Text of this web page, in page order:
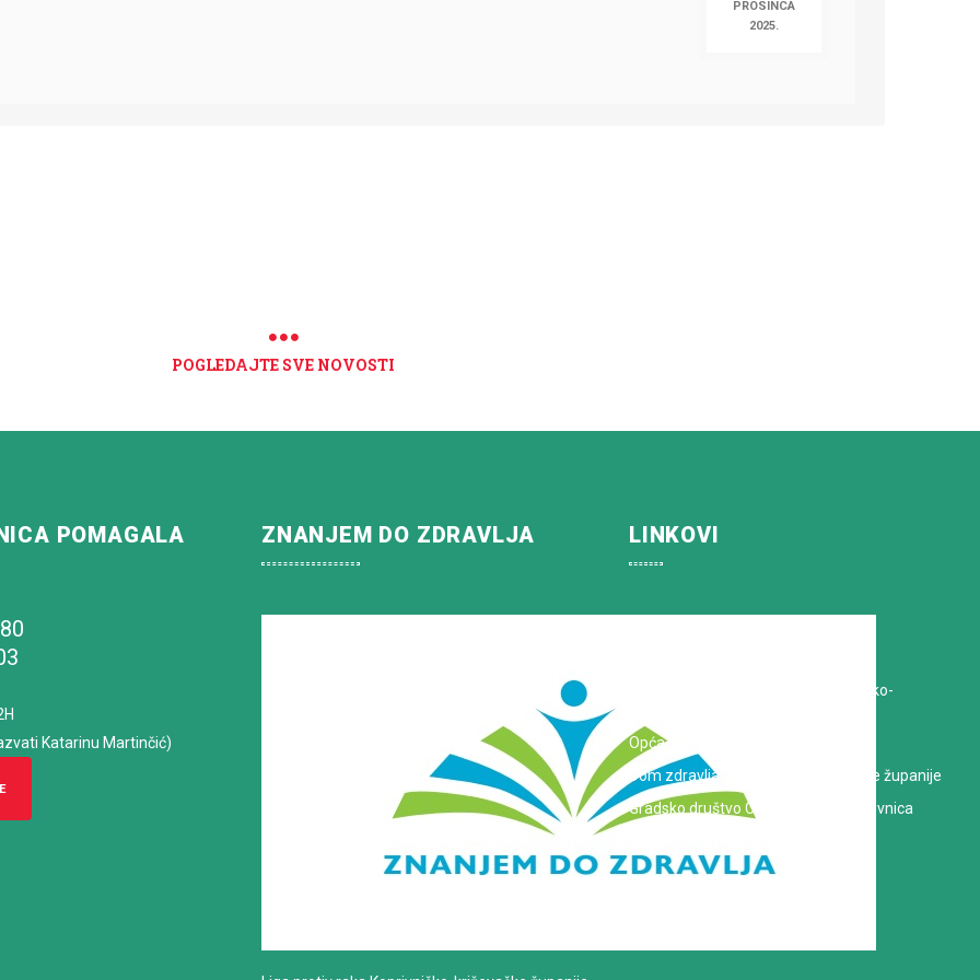
PROSINCA
2025.
POGLEDAJTE SVE NOVOSTI
POMAGALA
Katarinu Martinčić)
ZNANJEM DO ZDRAVLJA LINKOVI
Zavod za javno zdravstvo Koprivničko-
Opća bolnica dr. Tomislav Bardek
Dom zdravlja Koprivničko-križevačke županije
Gradsko društvo Crvenog križa Koprivnica